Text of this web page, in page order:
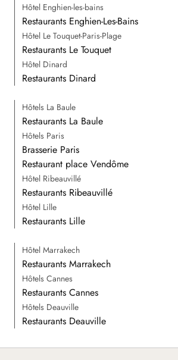
Hôtel Enghien-les-bains
Restaurants Enghien-Les-Bains
Hôtel Le Touquet-Paris-Plage
Restaurants Le Touquet
Hôtel Dinard
Restaurants Dinard
Hôtels La Baule
Restaurants La Baule
Hôtels Paris
Brasserie Paris
Restaurant place Vendôme
Hôtel Ribeauvillé
Restaurants Ribeauvillé
Hôtel Lille
Restaurants Lille
Hôtel Marrakech
Restaurants Marrakech
Hôtels Cannes
Restaurants Cannes
Hôtels Deauville
Restaurants Deauville